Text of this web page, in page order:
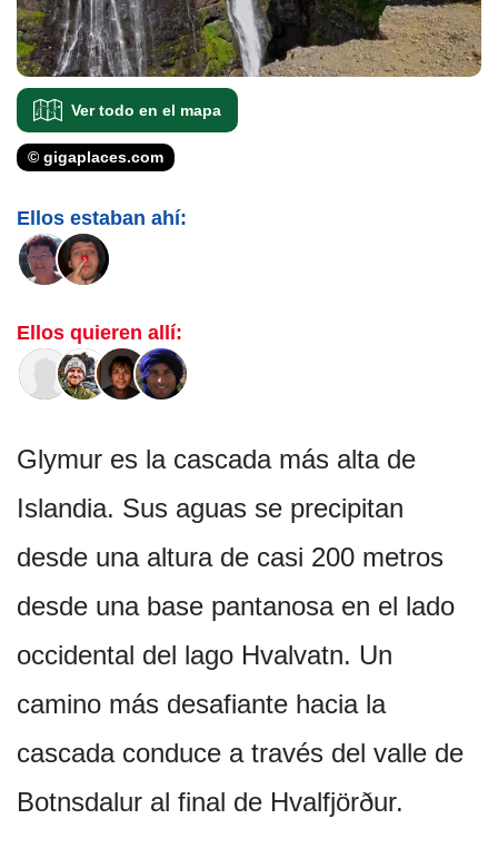
Ver todo en el mapa
© gigaplaces.com
Ellos estaban ahí:
Ellos quieren allí:
Glymur es la cascada más alta de
Islandia. Sus aguas se precipitan
desde una altura de casi 200 metros
desde una base pantanosa en el lado
occidental del lago Hvalvatn. Un
camino más desafiante hacia la
cascada conduce a través del valle de
Botnsdalur al final de Hvalfjörður.